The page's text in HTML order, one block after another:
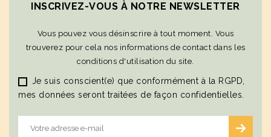
INSCRIVEZ-VOUS À NOTRE NEWSLETTER
Vous pouvez vous désinscrire à tout moment. Vous
trouverez pour cela nos informations de contact dans les
conditions d'utilisation du site.
Je suis conscient(e) que conformément à la RGPD,
mes données seront traitées de façon confidentielles.